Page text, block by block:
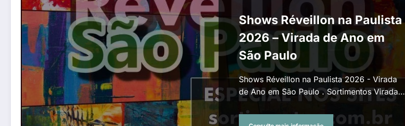
Shows Réveillon na Paulista
2026 – Virada de Ano em
São Paulo
Shows Réveillon na Paulista 2026 - Virada
de Ano em São Paulo . Sortimentos Virada…